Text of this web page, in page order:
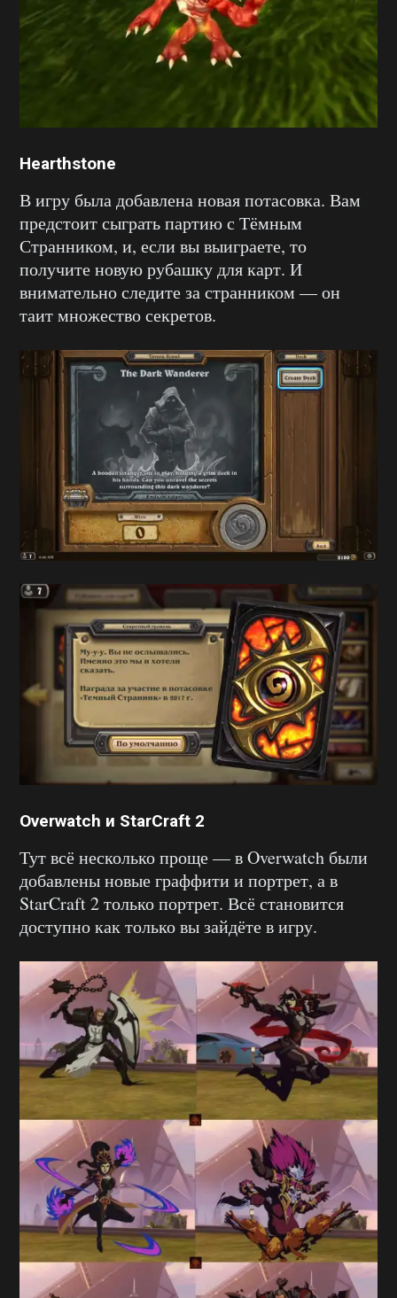
Hearthstone
В игру была добавлена новая потасовка. Вам
предстоит сыграть партию с Тёмным
Странником, и, если вы выиграете, то
получите новую рубашку для карт. И
внимательно следите за странником — он
таит множество секретов.
Overwatch и StarCraft 2
Тут всё несколько проще — в Overwatch были
добавлены новые граффити и портрет, а в
StarCraft 2 только портрет. Всё становится
доступно как только вы зайдёте в игру.